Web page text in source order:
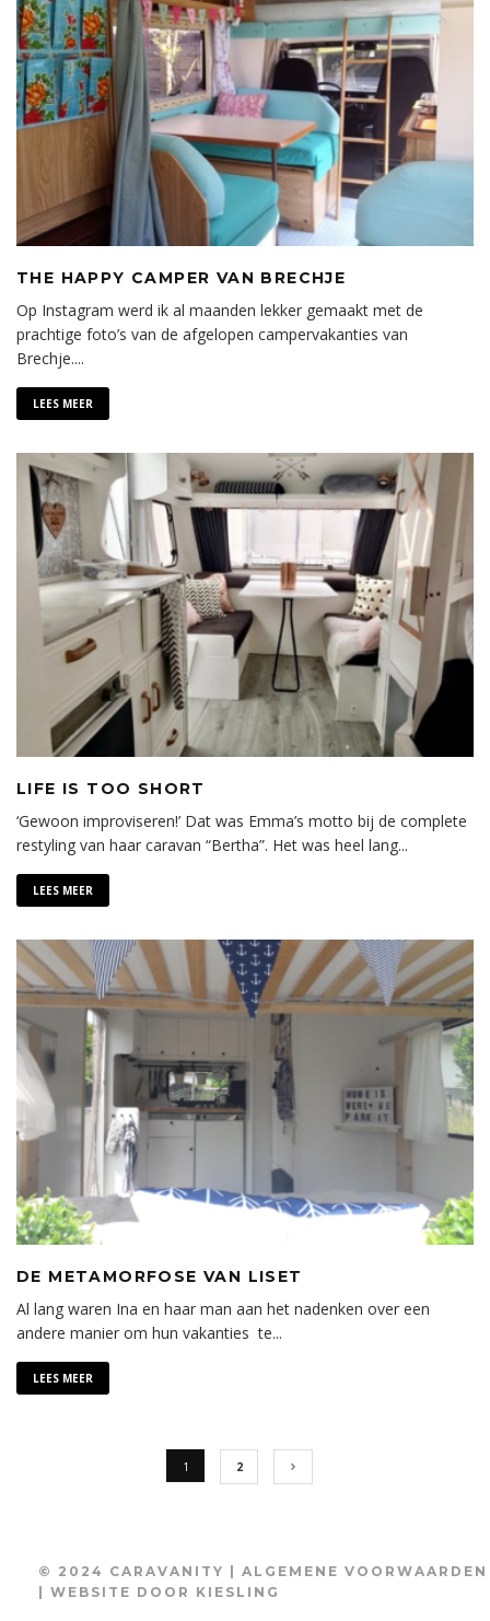
THE HAPPY CAMPER VAN BRECHJE
Op Instagram werd ik al maanden lekker gemaakt met de
prachtige foto’s van de afgelopen campervakanties van
Brechje....
LEES MEER
LIFE IS TOO SHORT
‘Gewoon improviseren!’ Dat was Emma’s motto bij de complete
restyling van haar caravan “Bertha”. Het was heel lang...
LEES MEER
DE METAMORFOSE VAN LISET
Al lang waren Ina en haar man aan het nadenken over een
andere manier om hun vakanties te...
LEES MEER
1 2
© 2024 CARAVANITY | ALGEMENE VOORWAARDEN
| WEBSITE DOOR KIESLING